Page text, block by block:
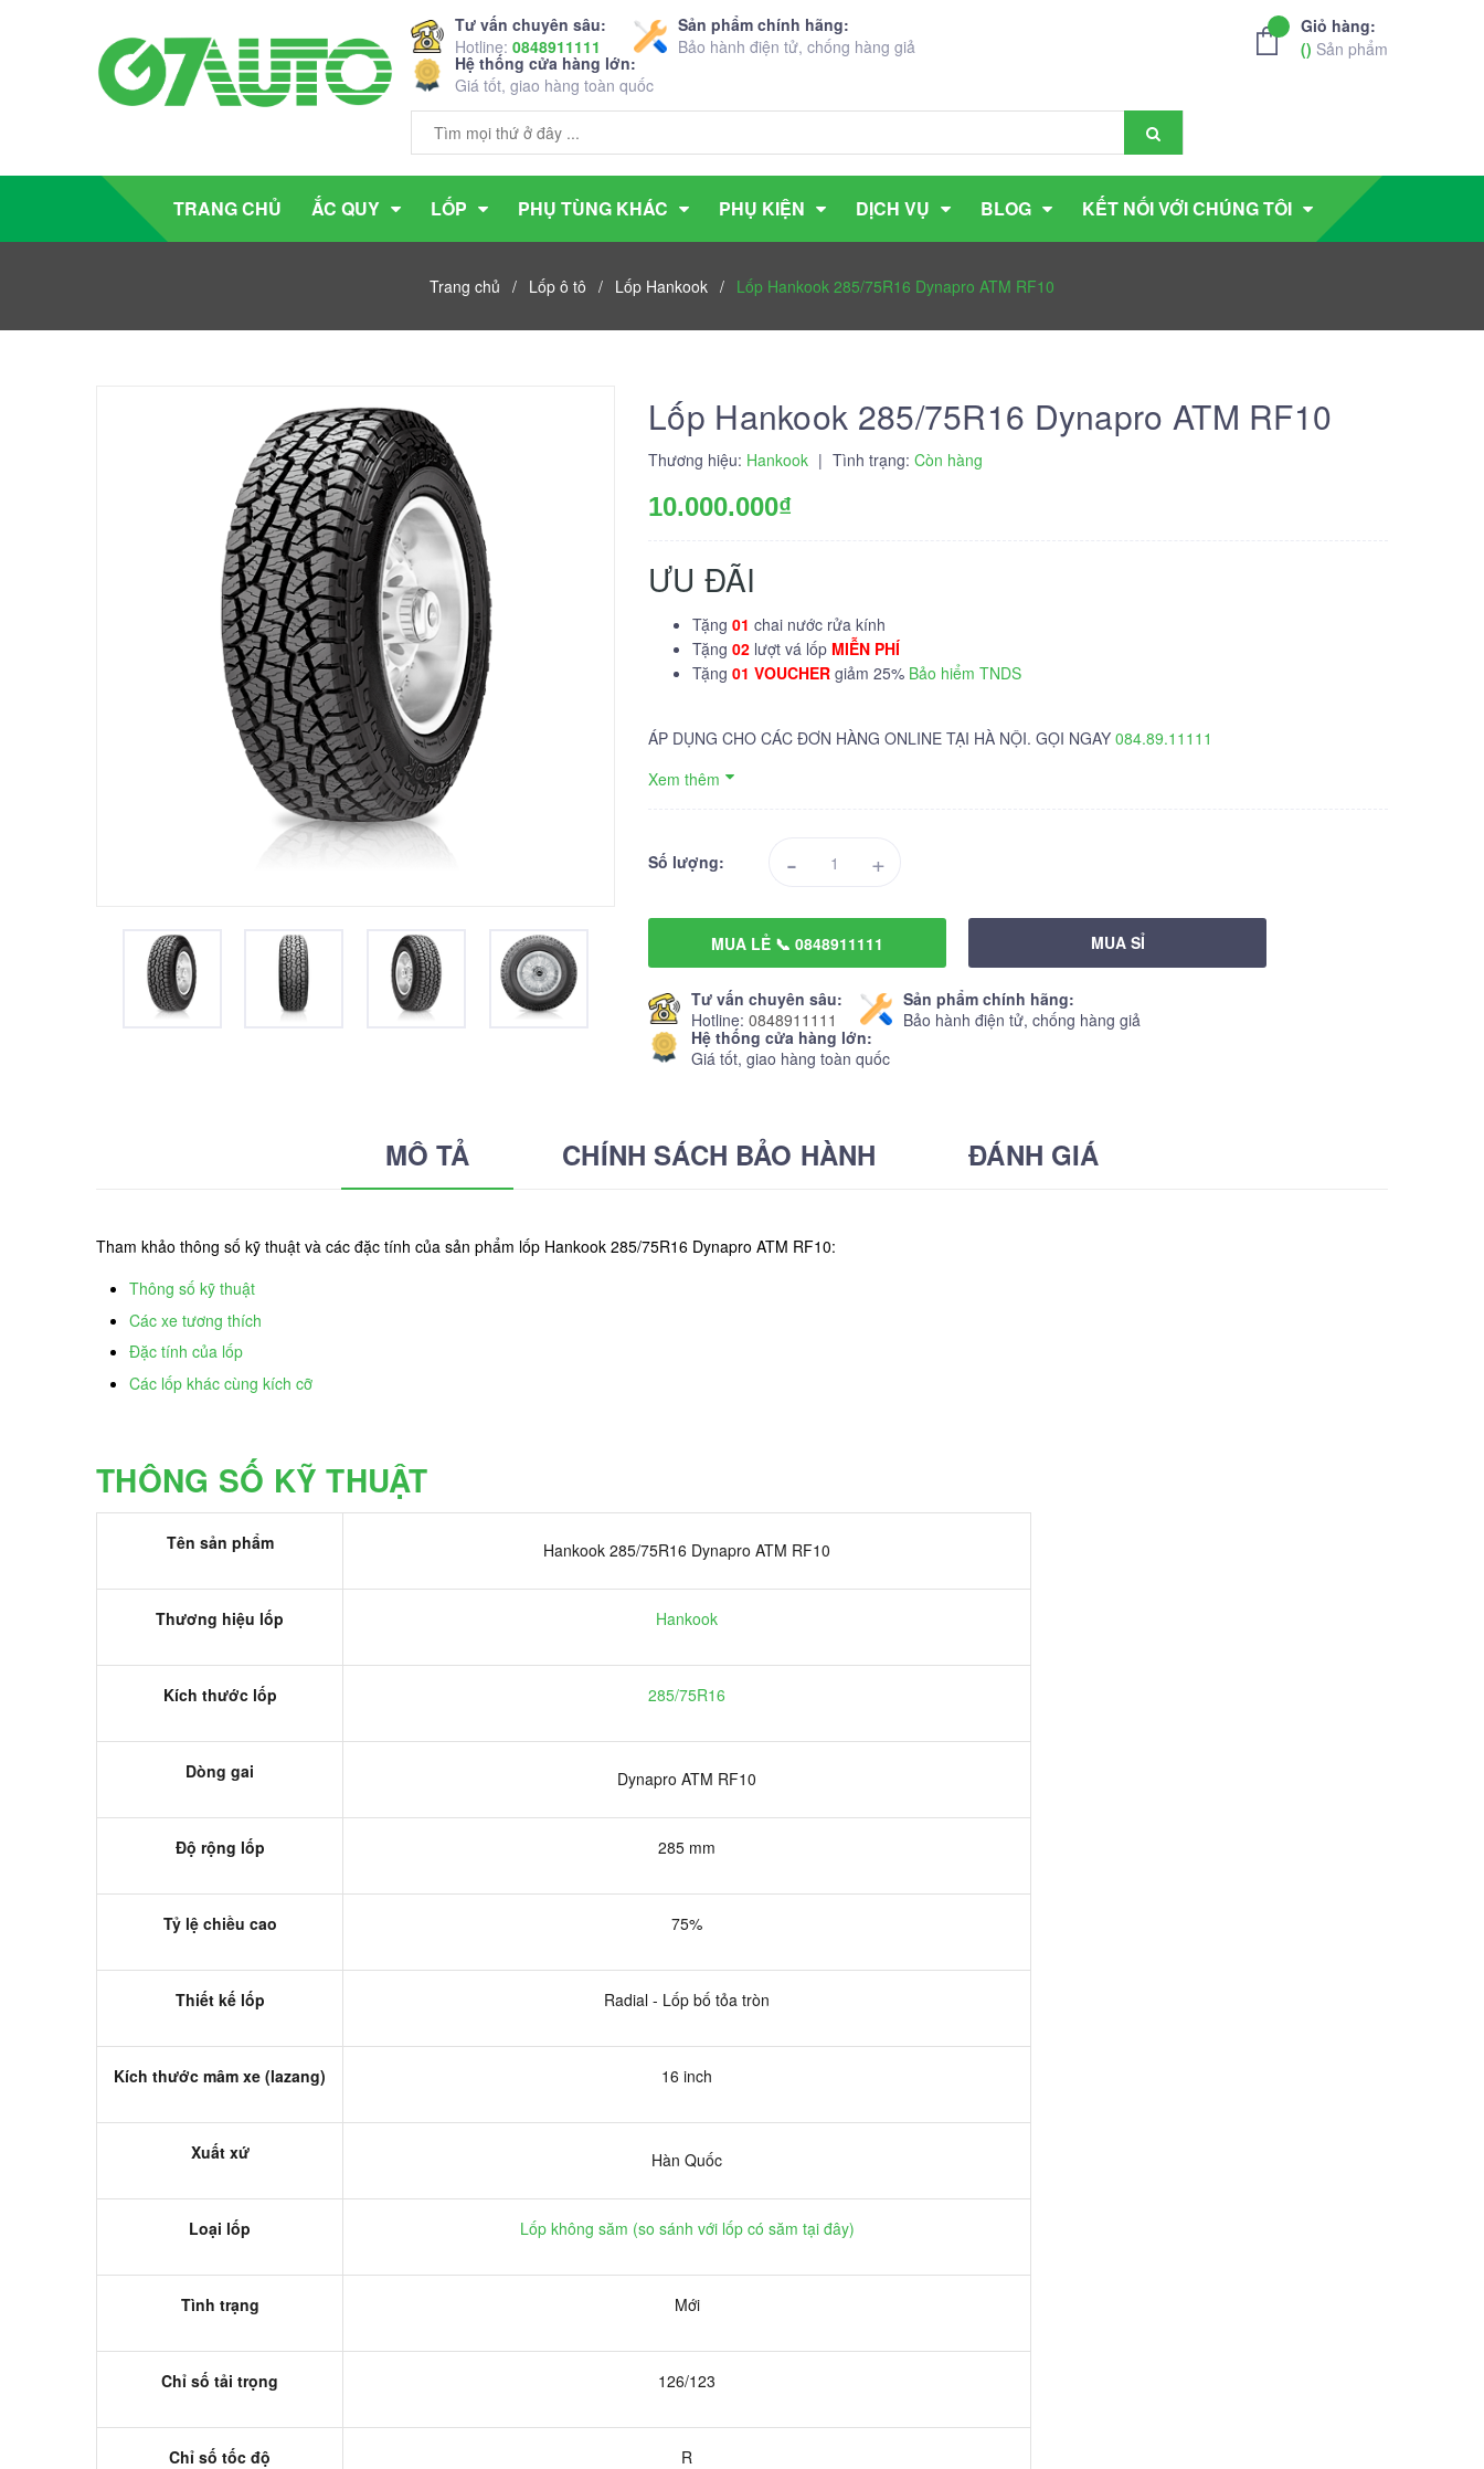
Tư vấn chuyên sâu:
Hotline: 0848911111
Sản phẩm chính hãng:
Bảo hành điện tử, chống hàng giả
Hệ thống cửa hàng lớn:
Giá tốt, giao hàng toàn quốc
Giỏ hàng:
() Sản phẩm
TRANG CHỦ ẮC QUY LỐP PHỤ TÙNG KHÁC PHỤ KIỆN DỊCH VỤ BLOG KẾT NỐI VỚI CHÚNG TÔI
Trang chủ / Lốp ô tô / Lốp Hankook / Lốp Hankook 285/75R16 Dynapro ATM RF10
Lốp Hankook 285/75R16 Dynapro ATM RF10
Thương hiệu: Hankook | Tình trạng: Còn hàng
10.000.000₫
ƯU ĐÃI
Tặng 01 chai nước rửa kính
Tặng 02 lượt vá lốp MIỄN PHÍ
Tặng 01 VOUCHER giảm 25% Bảo hiểm TNDS
ÁP DỤNG CHO CÁC ĐƠN HÀNG ONLINE TẠI HÀ NỘI. GỌI NGAY 084.89.11111
Xem thêm
Số lượng: - +
MUA LẺ 📞 0848911111 MUA SỈ
Tư vấn chuyên sâu:
Hotline: 0848911111
Sản phẩm chính hãng:
Bảo hành điện tử, chống hàng giả
Hệ thống cửa hàng lớn:
Giá tốt, giao hàng toàn quốc
MÔ TẢ CHÍNH SÁCH BẢO HÀNH ĐÁNH GIÁ
Tham khảo thông số kỹ thuật và các đặc tính của sản phẩm lốp Hankook 285/75R16 Dynapro ATM RF10:
Thông số kỹ thuật
Các xe tương thích
Đặc tính của lốp
Các lốp khác cùng kích cỡ
THÔNG SỐ KỸ THUẬT
Tên sản phẩm Hankook 285/75R16 Dynapro ATM RF10
Thương hiệu lốp Hankook
Kích thước lốp 285/75R16
Dòng gai Dynapro ATM RF10
Độ rộng lốp 285 mm
Tỷ lệ chiều cao 75%
Thiết kế lốp Radial - Lốp bố tỏa tròn
Kích thước mâm xe (lazang) 16 inch
Xuất xứ Hàn Quốc
Loại lốp Lốp không săm (so sánh với lốp có săm tại đây)
Tình trạng Mới
Chỉ số tải trọng 126/123
Chỉ số tốc độ R